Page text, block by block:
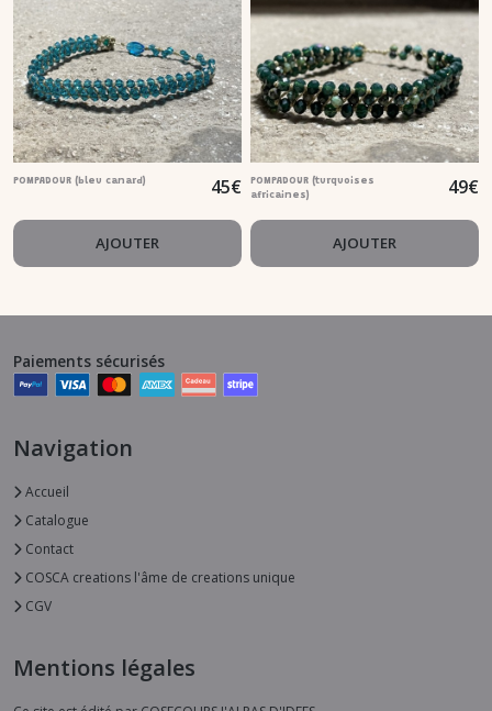
POMPADOUR (bleu canard) 45€
AJOUTER
POMPADOUR (turquoises
africaines)
49€
AJOUTER
Paiements sécurisés
Navigation
Accueil
Catalogue
Contact
COSCA creations l'âme de creations unique
CGV
Mentions légales